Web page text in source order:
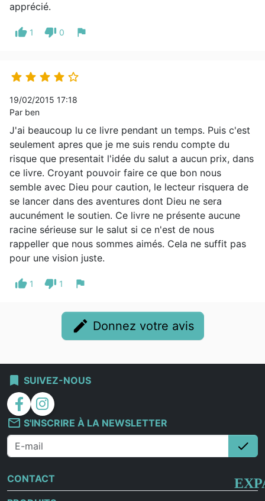
apprécié.
thumb_up 1 thumb_down 0 flag
    
19/02/2015 17:18
Par ben
J'ai beaucoup lu ce livre pendant un temps. Puis c'est
seulement apres que je me suis rendu compte du
risque que presentait l'idée du salut a aucun prix, dans
ce livre. Croyant pouvoir faire ce que bon nous
semble avec Dieu pour caution, le lecteur risquera de
se lancer dans des aventures dont Dieu ne sera
aucunément le soutien. Ce livre ne présente aucune
racine sérieuse sur le salut si ce n'est de nous
rappeller que nous sommes aimés. Cela ne suffit pas
pour une vision juste.
thumb_up 1 thumb_down 1 flag
edit Donnez votre avis
bookmark SUIVEZ-NOUS
facebook
instagram
mail_outline S'INSCRIRE À LA NEWSLETTER
check
CONTACT